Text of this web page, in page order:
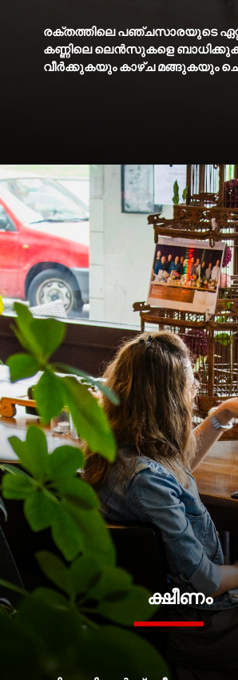
രക്തത്തിലെ പഞ്ചസാരയുടെ
കണ്ണിലെ ലെൻസുകളെ
വീർക്കുകയും കാഴ്ച മങ്ങുകയും
ക്ഷീണം